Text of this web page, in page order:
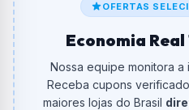
O código éativado direto
De quanto é o desconto?
Qual é o valor minimo de
OFERTAS
Economia
Nossa equipe monitora a
Receba cupons
maiores lojas do Brasil